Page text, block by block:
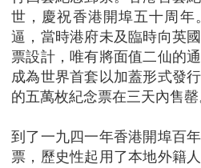
世，慶祝香港開埠五十周年
逼，當時港府未及臨時向英
票設計，唯有將面值二仙的
成為世界首套以加蓋形式發
的五萬枚紀念票在三天內售罄
到了一九四一年香港開埠百
票，歷史性起用了本地外籍